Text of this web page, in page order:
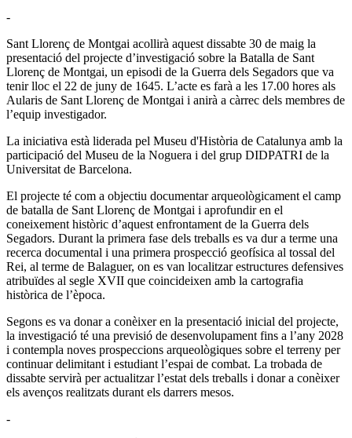
-
Sant Llorenç de Montgai acollirà aquest dissabte 30 de maig la
presentació del projecte d’investigació sobre la Batalla de Sant
Llorenç de Montgai, un episodi de la Guerra dels Segadors que va
tenir lloc el 22 de juny de 1645. L’acte es farà a les 17.00 hores als
Aularis de Sant Llorenç de Montgai i anirà a càrrec dels membres de
l’equip investigador.
La iniciativa està liderada pel Museu d'Història de Catalunya amb la
participació del Museu de la Noguera i del grup DIDPATRI de la
Universitat de Barcelona.
El projecte té com a objectiu documentar arqueològicament el camp
de batalla de Sant Llorenç de Montgai i aprofundir en el
coneixement històric d’aquest enfrontament de la Guerra dels
Segadors. Durant la primera fase dels treballs es va dur a terme una
recerca documental i una primera prospecció geofísica al tossal del
Rei, al terme de Balaguer, on es van localitzar estructures defensives
atribuïdes al segle XVII que coincideixen amb la cartografia
històrica de l’època.
Segons es va donar a conèixer en la presentació inicial del projecte,
la investigació té una previsió de desenvolupament fins a l’any 2028
i contempla noves prospeccions arqueològiques sobre el terreny per
continuar delimitant i estudiant l’espai de combat. La trobada de
dissabte servirà per actualitzar l’estat dels treballs i donar a conèixer
els avenços realitzats durant els darrers mesos.
-